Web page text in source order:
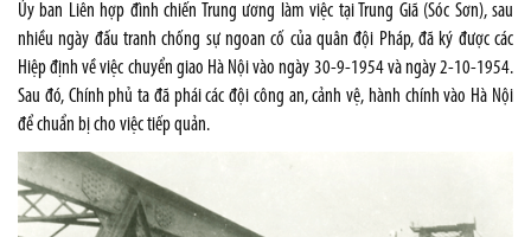
Ủy ban Liên hợp đình chiến Trung ương làm việc tại Trung Giã (Sóc Sơn), sau
nhiều ngày đấu tranh chống sự ngoan cố của quân đội Pháp, đã ký được các
Hiệp định về việc chuyển giao Hà Nội vào ngày 30-9-1954 và ngày 2-10-1954.
Sau đó, Chính phủ ta đã phái các đội công an, cảnh vệ, hành chính vào Hà Nội
để chuẩn bị cho việc tiếp quản.